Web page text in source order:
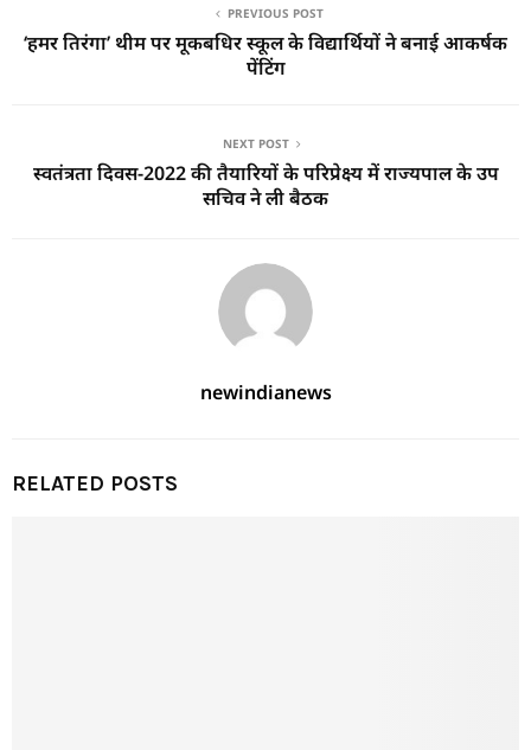
PREVIOUS POST
‘हमर तिरंगा’ थीम पर मूकबधिर स्कूल के विद्यार्थियों ने बनाई आकर्षक
पेंटिंग
NEXT POST
स्वतंत्रता दिवस-2022 की तैयारियों के परिप्रेक्ष्य में राज्यपाल के उप
सचिव ने ली बैठक
newindianews
RELATED POSTS